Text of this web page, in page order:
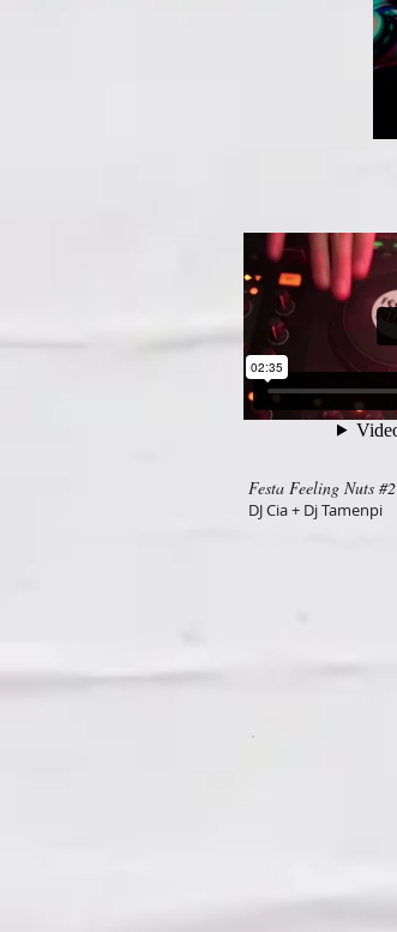
Festa Feeling Nuts #2
DJ Cia + Dj Tamenpi